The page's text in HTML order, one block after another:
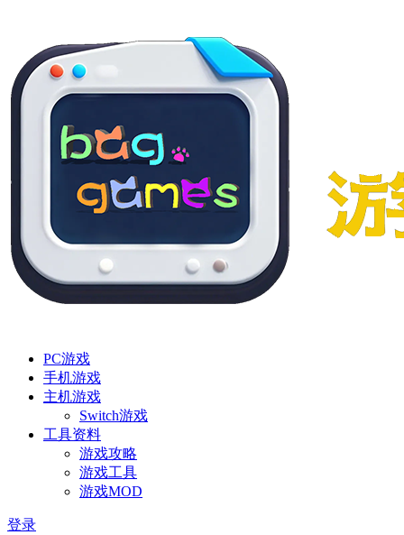
PC游戏
手机游戏
主机游戏
Switch游戏
工具资料
游戏攻略
游戏工具
游戏MOD
登录